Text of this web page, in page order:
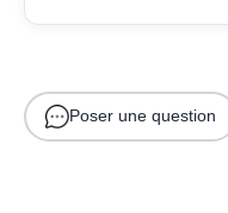
Poser une question